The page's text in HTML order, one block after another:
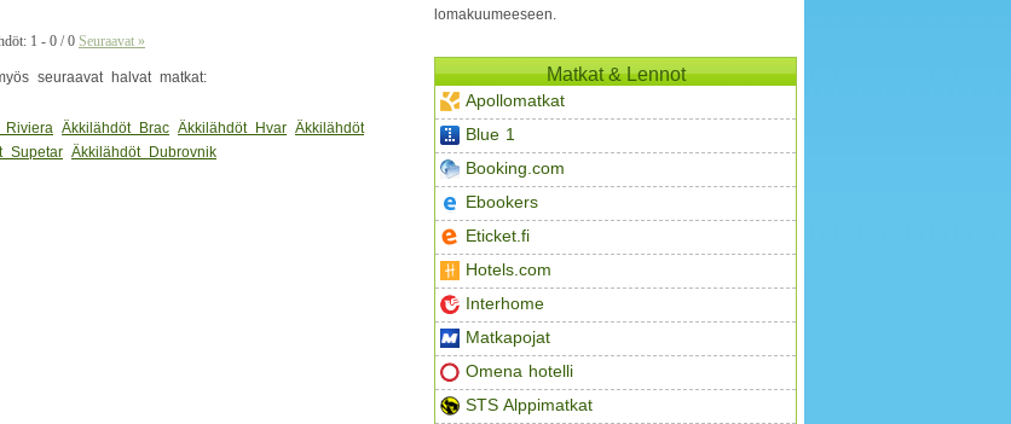
1 - 0 / 0 Seuraavat »
seuraavat halvat matkat:
Riviera Äkkilähdöt Brac Äkkilähdöt Hvar Äkkilähdöt
Supetar Äkkilähdöt Dubrovnik
lomakuumeeseen.
Matkat & Lennot
Apollomatkat
Blue 1
Booking.com
Ebookers
Eticket.fi
Hotels.com
Interhome
Matkapojat
Omena hotelli
STS Alppimatkat